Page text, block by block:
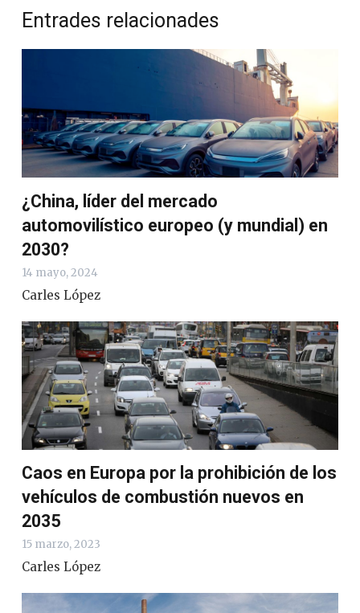
Entrades relacionades
¿China, líder del mercado
automovilístico europeo (y mundial) en
2030?
14 mayo, 2024
Carles López
Caos en Europa por la prohibición de los
vehículos de combustión nuevos en
2035
15 marzo, 2023
Carles López